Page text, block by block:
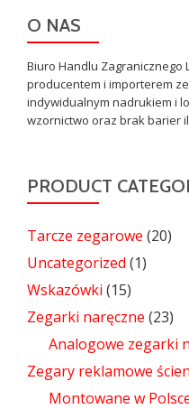
O NAS
Biuro Handlu Zagranicznego
producentem i importerem
indywidualnym nadrukiem i
wzornictwo oraz brak barier
PRODUCT
Tarcze zegarowe (20)
Uncategorized (1)
Wskazówki (15)
Zegarki naręczne (23)
Analogowe zegarki
Zegary reklamowe
Montowane w